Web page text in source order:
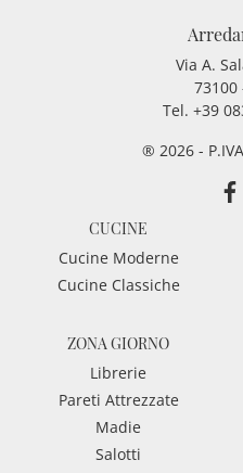
Via A.
73100
Tel. +39
® 2026 -
CUCINE
Cucine Moderne
Cucine Classiche
ZONA GIORNO
Librerie
Pareti Attrezzate
Madie
Salotti